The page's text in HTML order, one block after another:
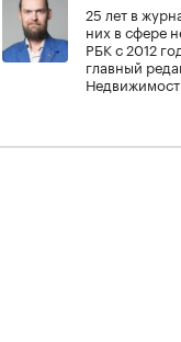
25 лет в
них в сфере
РБК с 2012
главный